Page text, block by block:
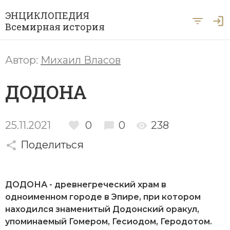
ЭНЦИКЛОПЕДИЯ
Всемирная история
Азия
Археология
Африка
Византия
Военная история
Периоды
История Древнего мира
История Средних веков
Новая история
У Ф Х Ц Ч Ш Щ
Ю Я
Вход для экспертов
Автор: Михаил Власов
ДОДОНА
25.11.2021 0 0
238
Поделиться
ДОДОНА - древнегреческий храм в
одноименном городе в Эпире, при котором
находился знаменитый Додонский оракул,
упоминаемый Гомером, Гесиодом, Геродотом.